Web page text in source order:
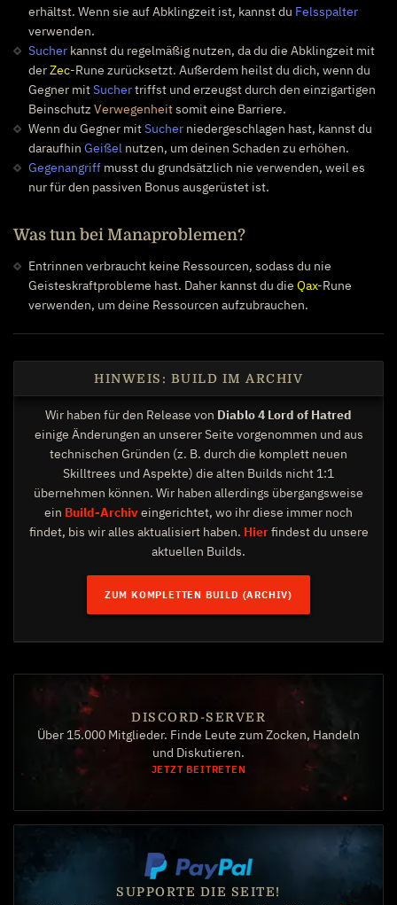
erhältst. Wenn sie auf Abklingzeit ist, kannst du Felsspalter
verwenden.
Sucher kannst du regelmäßig nutzen, da du die Abklingzeit mit
derZec-Rune zurücksetzt. Außerdem heilst du dich, wenn du
Gegner mitSuchertriffst und erzeugst durch den einzigartigen
BeinschutzVerwegenheitsomit eine Barriere.
Wenn du Gegner mitSucher niedergeschlagen hast, kannst du
daraufhinGeißel nutzen, um deinen Schaden zu erhöhen.
Gegenangriff musst du grundsätzlich nie verwenden, weil es
nur für den passiven Bonus ausgerüstet ist.
Was tun bei Manaproblemen?
Entrinnen verbraucht keine Ressourcen, sodass du nie
Geisteskraftprobleme hast. Daher kannst du dieQax-Rune
verwenden, um deine Ressourcen aufzubrauchen.
HINWEIS: BUILD IM ARCHIV
Wir haben für den Release von Diablo 4 Lord of Hatred
einige Änderungen an unserer Seite vorgenommen und aus
technischen Gründen (z. B. durch die komplett neuen
Skilltrees und Aspekte) die alten Builds nicht 1:1
übernehmen können. Wir haben allerdings übergangsweise
ein Build-Archiveingerichtet, wo ihr diese immer noch
findet, bis wir alles aktualisiert haben. Hierfindest du unsere
aktuellen Builds.
ZUM KOMPLETTEN BUILD (ARCHIV)
DISCORD-SERVER
Über 15.000 Mitglieder. Finde Leute zum Zocken, Handeln
und Diskutieren.
JETZT BEITRETEN
SUPPORTE DIE SEITE!